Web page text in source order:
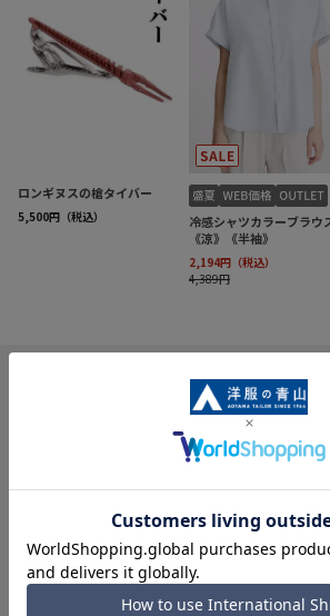
INFORMATION